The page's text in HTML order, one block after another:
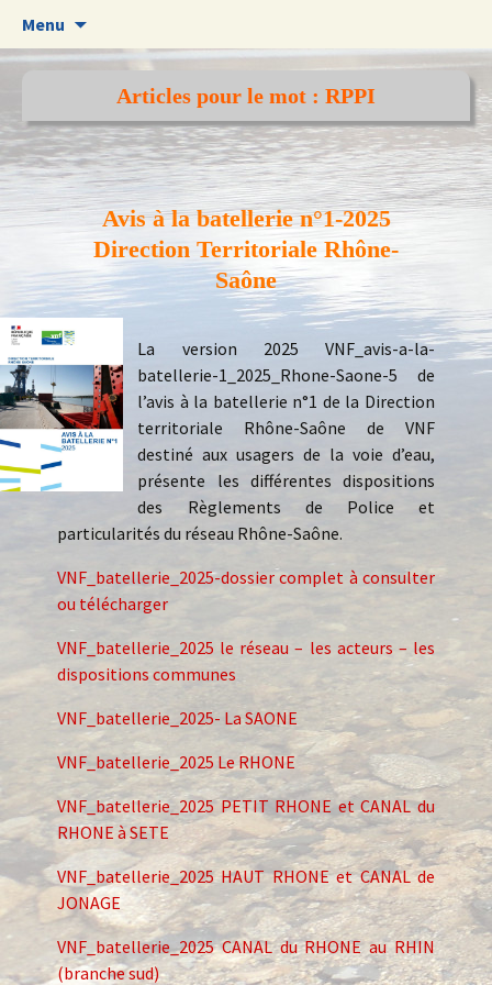
Menu
contenu
Articles pour le mot : RPPI
Avis à la batellerie n°1-2025
Direction Territoriale Rhône-
Saône
La version 2025 VNF_avis-a-la-
batellerie-1_2025_Rhone-Saone-5 de
l’avis à la batellerie n°1 de la Direction
territoriale Rhône-Saône de VNF
destiné aux usagers de la voie d’eau,
présente les différentes dispositions
des Règlements de Police et
particularités du réseau Rhône-Saône.
VNF_batellerie_2025-dossier complet à consulter
ou télécharger
VNF_batellerie_2025 le réseau – les acteurs – les
dispositions communes
VNF_batellerie_2025- La SAONE
VNF_batellerie_2025 Le RHONE
VNF_batellerie_2025 PETIT RHONE et CANAL du
RHONE à SETE
VNF_batellerie_2025 HAUT RHONE et CANAL de
JONAGE
VNF_batellerie_2025 CANAL du RHONE au RHIN
(branche sud)